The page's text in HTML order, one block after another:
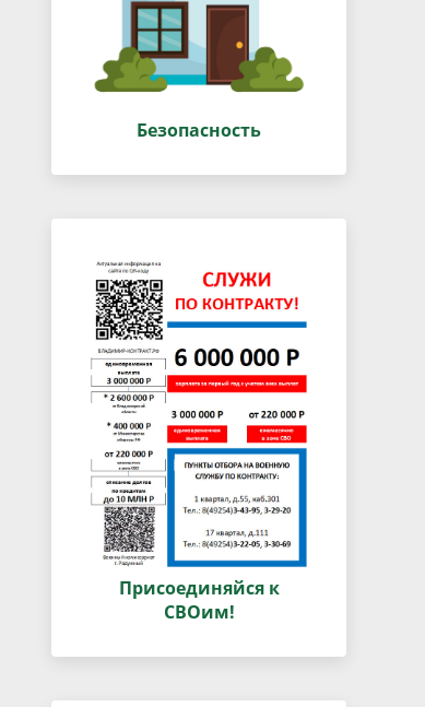
Безопасность
Присоединяйся к
СВОим!